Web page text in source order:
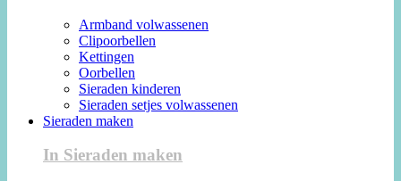
Armband volwassenen
Clipoorbellen
Kettingen
Oorbellen
Sieraden kinderen
Sieraden setjes volwassenen
Sieraden maken
In Sieraden maken